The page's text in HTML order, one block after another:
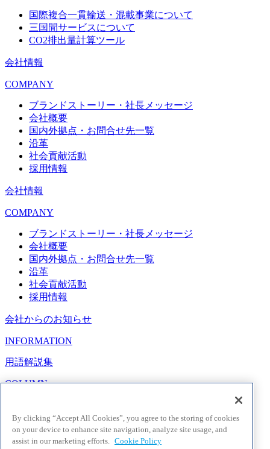
国際複合一貫輸送・混載事業について
三国間サービスについて
CO2排出量計算ツール
会社情報
COMPANY
ブランドストーリー・社長メッセージ
会社概要
国内外拠点・お問合せ先一覧
沿革
社会貢献活動
採用情報
会社情報
COMPANY
ブランドストーリー・社長メッセージ
会社概要
国内外拠点・お問合せ先一覧
沿革
社会貢献活動
採用情報
会社からのお知らせ
INFORMATION
用語解説集
COLUMN
FAQ
By clicking “Accept All Cookies”, you agree to the storing of cookies
on your device to enhance site navigation, analyze site usage, and
assist in our marketing efforts.
Cookie Policy